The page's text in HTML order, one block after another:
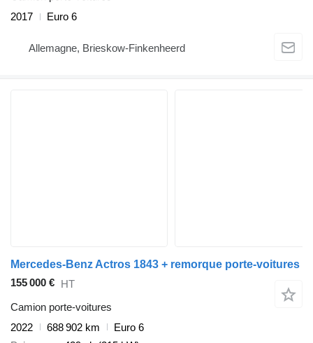
2017
Euro 6
Allemagne, Brieskow-Finkenheerd
Mercedes-Benz Actros 1843 + remorque porte-voitures
155 000 € HT
Camion porte-voitures
2022
688 902 km
Euro 6